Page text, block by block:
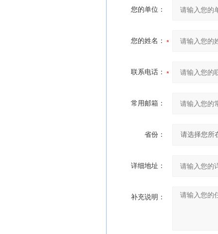
您的单位：
您的姓名：
联系电话：
常用邮箱：
省份：
详细地址：
补充说明：